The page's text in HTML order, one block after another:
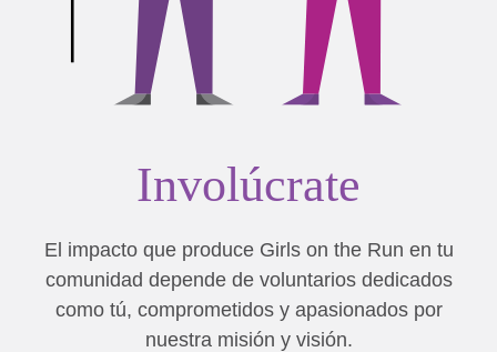
Involúcrate
El impacto que produce Girls on the Run en tu
comunidad depende de voluntarios dedicados
como tú, comprometidos y apasionados por
nuestra misión y visión.